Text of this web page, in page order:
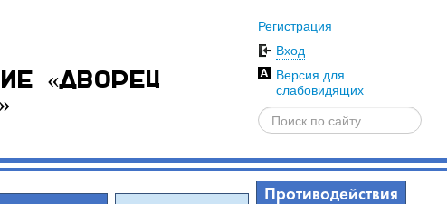
«Дворец
Регистрация
Вход
Версия для
слабовидящих
Противодействия